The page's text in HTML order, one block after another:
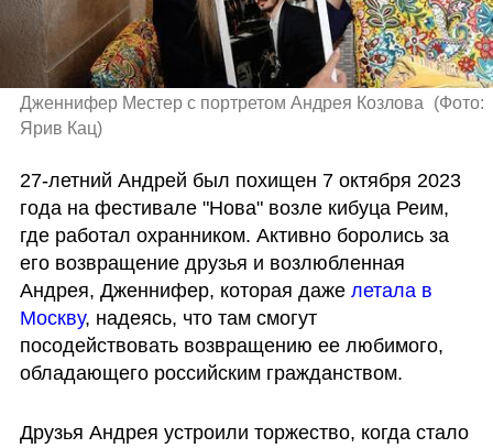
Дженнифер Местер с портретом Андрея Козлова (Фото:
Ярив Кац)
27-летний Андрей был похищен 7 октября 2023
года на фестивале "Нова" возле кибуца Реим,
где работал охранником. Активно боролись за
его возвращение друзья и возлюбленная
Андрея, Дженнифер, которая даже летала в
Москву, надеясь, что там смогут
посодействовать возвращению ее любимого,
обладающего российским гражданством.
Друзья Андрея устроили торжество, когда стало